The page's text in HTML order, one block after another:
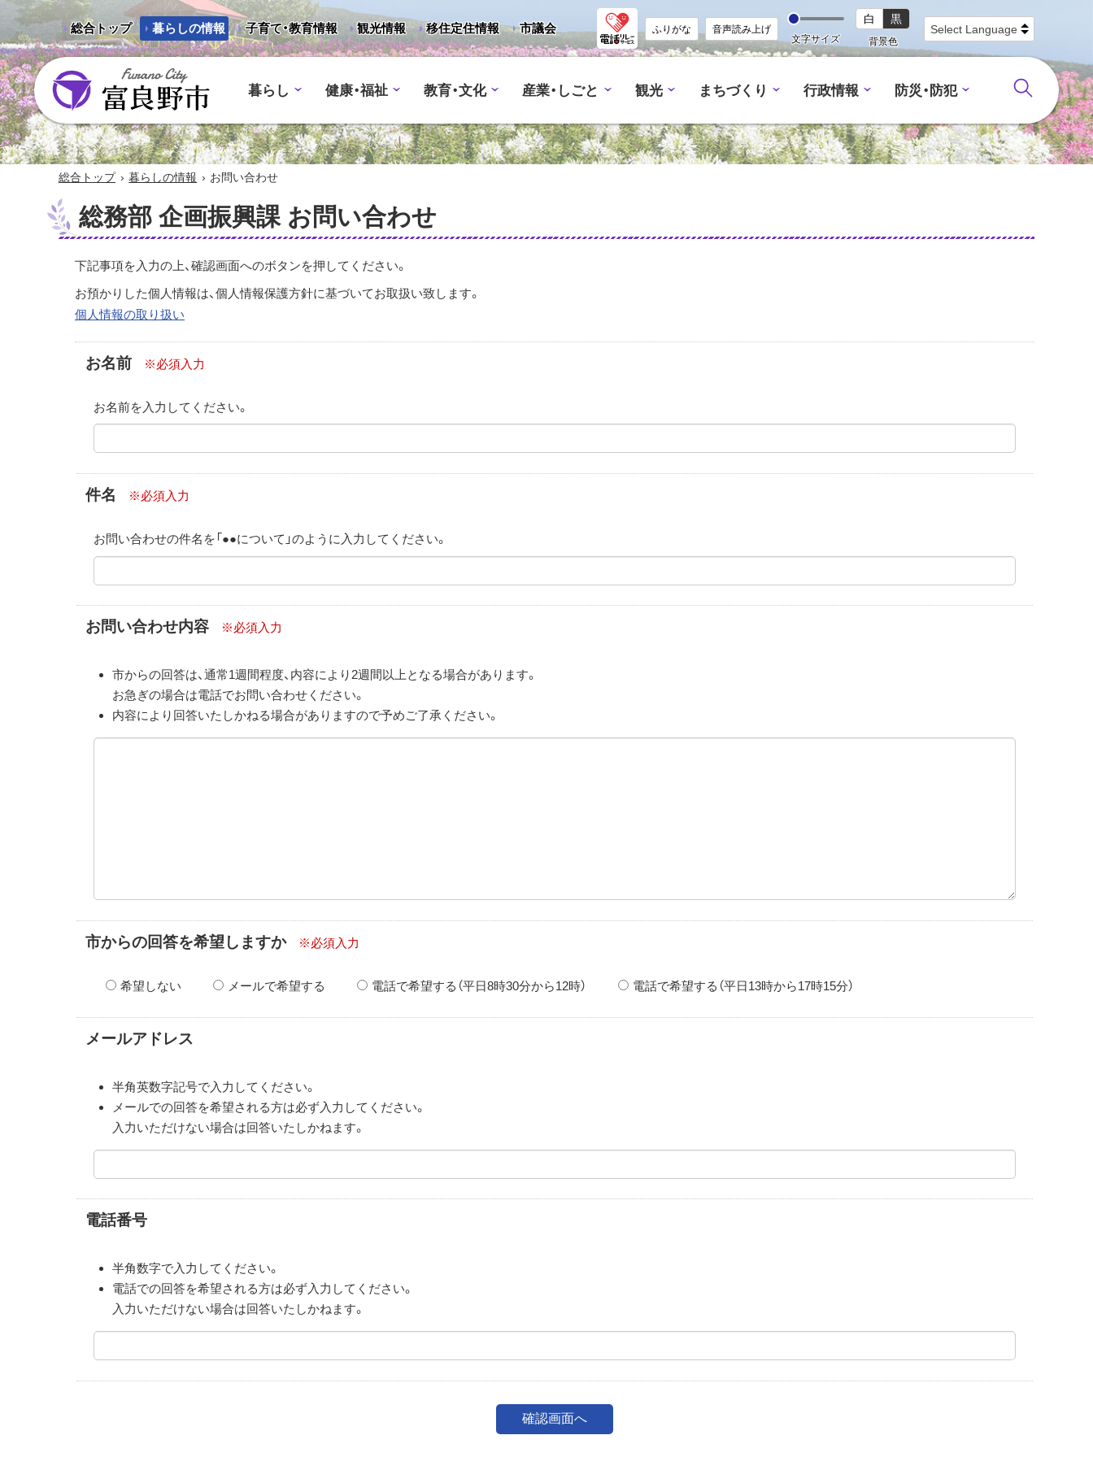
総合トップ 暮らしの情報 子育て・教育情報 観光情報 移住定住情報 市議会 ふりがな
音声読み上げ
文字サイズ
背景色
白 黒
富良野市 - Frano City
暮らし 健康・福祉 教育・文化 産業・しごと 観光 まちづくり 行政情報 防災・防犯
総合トップ › 暮らしの情報 › お問い合わせ
総務部 企画振興課 お問い合わせ
下記事項を入力の上、確認画面へのボタンを押してください。
お預かりした個人情報は、個人情報保護方針に基づいてお取扱い致します。
個人情報の取り扱い
お名前 ※必須入力
お名前を入力してください。
件名 ※必須入力
お問い合わせの件名を「●●について」のように入力してください。
お問い合わせ内容 ※必須入力
市からの回答は、通常1週間程度、内容により2週間以上となる場合があります。
お急ぎの場合は電話でお問い合わせください。
内容により回答いたしかねる場合がありますので予めご了承ください。
市からの回答を希望しますか ※必須入力
希望しない メールで希望する 電話で希望する（平日8時30分から12時） 電話で希望する（平日13時から17時15分）
メールアドレス
半角英数字記号で入力してください。
メールでの回答を希望される方は必ず入力してください。
入力いただけない場合は回答いたしかねます。
電話番号
半角数字で入力してください。
電話での回答を希望される方は必ず入力してください。
入力いただけない場合は回答いたしかねます。